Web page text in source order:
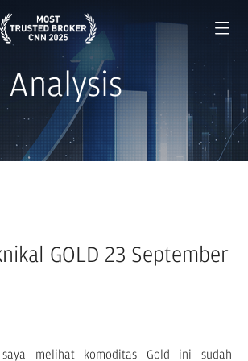
GOLD 23 September
melihat komoditas Gold ini sudah